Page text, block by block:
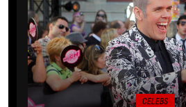
CELEBS